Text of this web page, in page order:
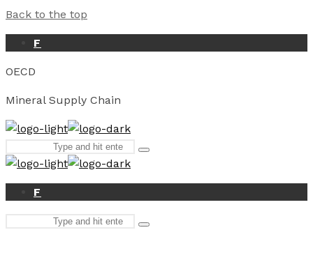
Back to the top
F
OECD
Mineral Supply Chain
for:
Type
enter
F
Type